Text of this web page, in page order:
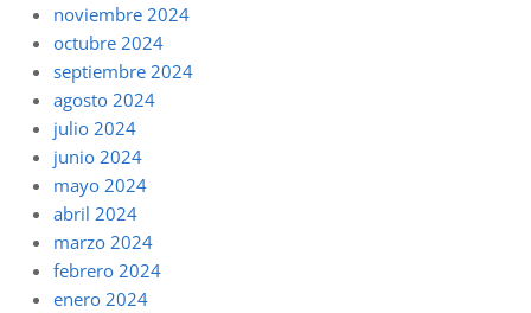
noviembre 2024
octubre 2024
septiembre 2024
agosto 2024
julio 2024
junio 2024
mayo 2024
abril 2024
marzo 2024
febrero 2024
enero 2024